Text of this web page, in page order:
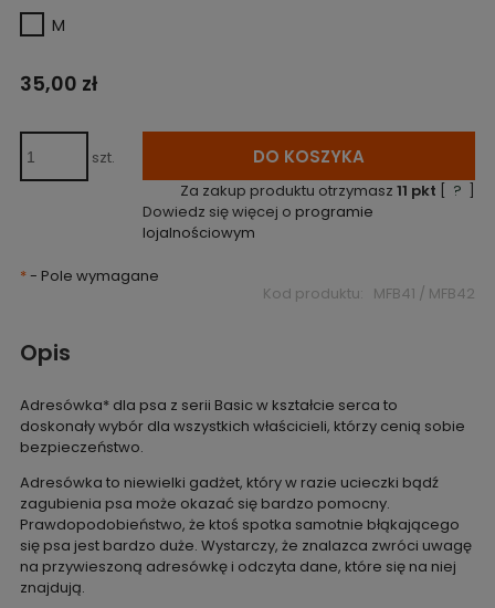
M
35,00 zł
szt. DO KOSZYKA
Za zakup produktu otrzymasz11 pkt [ ? ]
Dowiedz się więcej o programie
lojalnościowym
*- Pole wymagane
Kod produktu: MFB41 / MFB42
Opis
Adresówka* dla psa z serii Basic w kształcie serca to
doskonały wybór dla wszystkich właścicieli, którzy cenią sobie
bezpieczeństwo.
Adresówka to niewielki gadżet, który w razie ucieczki bądź
zagubienia psa może okazać się bardzo pomocny.
Prawdopodobieństwo, że ktoś spotka samotnie błąkającego
się psa jest bardzo duże. Wystarczy, że znalazca zwróci uwagę
na przywieszoną adresówkę i odczyta dane, które się na niej
znajdują.